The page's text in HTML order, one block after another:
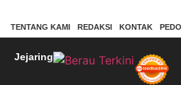
TENTANG KAMI REDAKSI KONTAK
Jejaring